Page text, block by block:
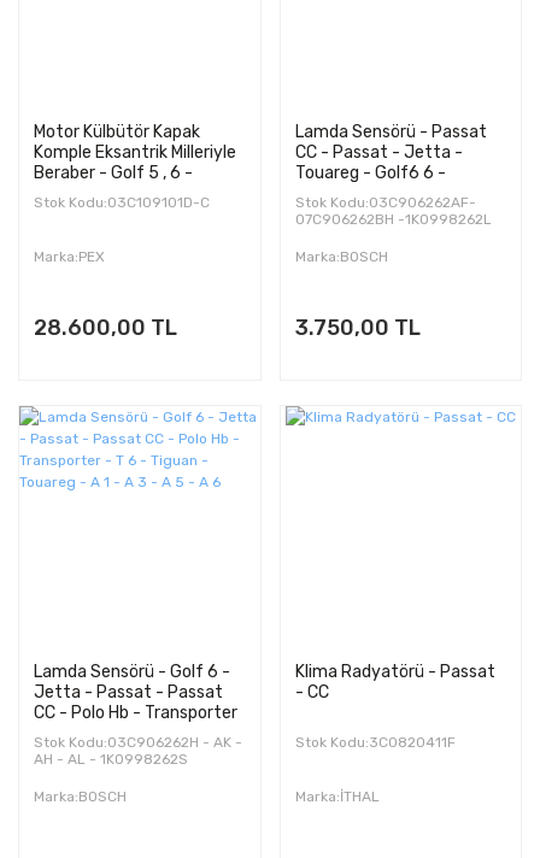
Motor Külbütör Kapak
Komple Eksantrik Milleriyle
Beraber - Golf 5 , 6 -
Jetta- Passat - Passat CC
- Tiguan
Stok Kodu:03C109101D-C
Marka:PEX
28.600,00 TL
Lamda Sensörü - Passat
CC - Passat - Jetta -
Touareg - Golf6 6 -
Crafter - Transporter - T5
2.0 - A 1 - A 4 - A 5 - Q 5 -
Stok Kodu:03C906262AF-
07C906262BH -1K0998262L
Marka:BOSCH
3.750,00 TL
Lamda Sensörü - Golf 6 -
Jetta - Passat - Passat
CC - Polo Hb - Transporter
- T 6 - Tiguan - Touareg -
A 1 - A 3 - A 5 - A 6
Stok Kodu:03C906262H - AK -
AH - AL - 1K0998262S
Marka:BOSCH
Klima Radyatörü - Passat
- CC
Stok Kodu:3C0820411F
Marka:İTHAL